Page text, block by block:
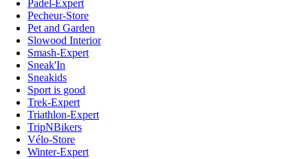
Padel-Expert
Pecheur-Store
Pet and Garden
Slowood Interior
Smash-Expert
Sneak'In
Sneakids
Sport is good
Trek-Expert
Triathlon-Expert
TripNBikers
Vélo-Store
Winter-Expert